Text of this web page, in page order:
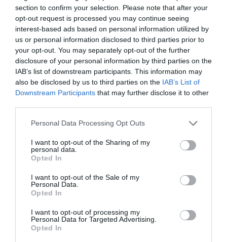
section to confirm your selection. Please note that after your
opt-out request is processed you may continue seeing
interest-based ads based on personal information utilized by
us or personal information disclosed to third parties prior to
your opt-out. You may separately opt-out of the further
disclosure of your personal information by third parties on the
IAB’s list of downstream participants. This information may
also be disclosed by us to third parties on the IAB’s List of
Downstream Participants that may further disclose it to other
Please note that this website/app uses one or more Google
not limited to your visit or usage behaviour. You may click to
grant or deny consent to Google and its third-party tags to
use your data for below specified purposes in below Google
consent section.
Personal Data Processing Opt Outs
I want to opt-out of the Sharing of my
personal data.
Opted In
I want to opt-out of the Sale of my
Personal Data.
Opted In
I want to opt-out of processing my
Personal Data for Targeted Advertising.
Opted In
Thomas ucciso perché bianco: la giustizia rompe il muro
25 Luglio 2026